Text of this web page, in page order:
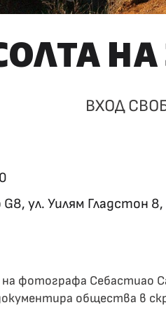
ВХОД
ул. Уилям Гладстон
фотографа Себастиао
общества в